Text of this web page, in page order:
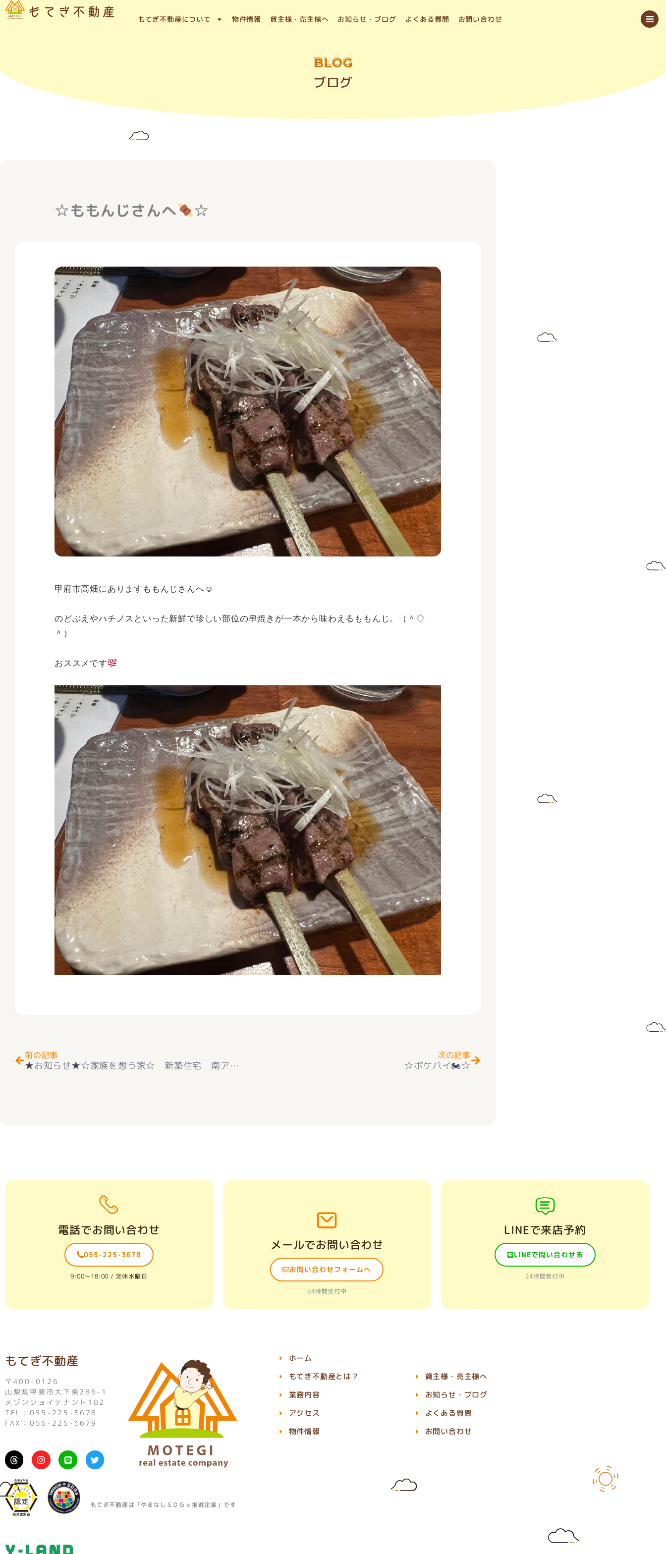
内
容
プ
もてぎ不動産について 物件情報 貸主様・売主様へ お知らせ・ブログ よくある質問 お問い合わせ
BLOG
ブログ
☆ももんじさんへ ☆
甲府市高畑にありますももんじさんへ☺
のどぶえやハチノスといった新鮮で珍しい部位の串焼きが一本から味わえるももんじ。（＾◇
＾）
おススメです
前の記事
★お知らせ★☆家族を想う家☆ 新築住宅 南アルプス市十五所1号 ３LDK オール電化＋外構付き 好評販売中(^^♪
次の記事
☆ポケバイ🏍☆
電話でお問い合わせ
055-225-3678
9:00〜18:00 / 定休水曜日
メールでお問い合わせ
お問い合わせフォームへ
24時間受付中
LINEで来店予約
LINEで問い合わせる
24時間受付中
もてぎ不動産
〒400-0126
山梨県甲斐市大下条286-1
メゾンジョイテナント102
TEL：055-225-3678
FAX：055-225-3679
I
n
s
L
i
n
e
T
w
i
r
もてぎ不動産は「やまなしＳＤＧｓ推進企業」です
ホーム
もてぎ不動産とは？
業務内容
アクセス
物件情報
貸主様・売主様へ
お知らせ・ブログ
よくある質問
お問い合わせ